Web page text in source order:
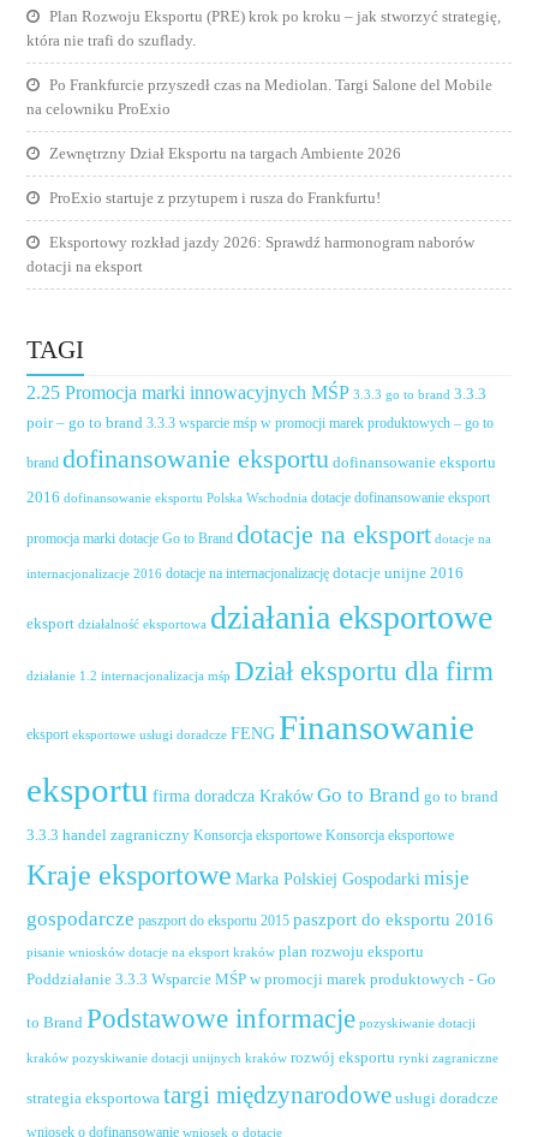
Plan Rozwoju Eksportu (PRE) krok po kroku – jak stworzyć strategię,
która nie trafi do szuflady.
Po Frankfurcie przyszedł czas na Mediolan. Targi Salone del Mobile
na celowniku ProExio
Zewnętrzny Dział Eksportu na targach Ambiente 2026
ProExio startuje z przytupem i rusza do Frankfurtu!
Eksportowy rozkład jazdy 2026: Sprawdź harmonogram naborów
dotacji na eksport
TAGI
2.25 Promocja marki innowacyjnych MŚP 3.3.3 go to brand 3.3.3
poir – go to brand 3.3.3 wsparcie mśp w promocji marek produktowych – go to
brand dofinansowanie eksportu dofinansowanie eksportu
2016 dofinansowanie eksportu Polska Wschodnia dotacje dofinansowanie eksport
promocja marki dotacje Go to Brand dotacje na eksport dotacje na
internacjonalizacje 2016 dotacje na internacjonalizację dotacje unijne 2016
eksport działalność eksportowa działania eksportowe
działanie 1.2 internacjonalizacja mśp Dział eksportu dla firm
eksport eksportowe usługi doradcze FENG Finansowanie
eksportu firma doradcza Kraków Go to Brand go to brand
3.3.3 handel zagraniczny Konsorcja eksportowe Konsorcja eksportowe
Kraje eksportowe Marka Polskiej Gospodarki misje
gospodarcze paszport do eksportu 2015 paszport do eksportu 2016
pisanie wniosków dotacje na eksport kraków plan rozwoju eksportu
Poddziałanie 3.3.3 Wsparcie MŚP w promocji marek produktowych - Go
to Brand Podstawowe informacje pozyskiwanie dotacji
kraków pozyskiwanie dotacji unijnych kraków rozwój eksportu rynki zagraniczne
strategia eksportowa targi międzynarodowe usługi doradcze
wniosek o dofinansowanie wniosek o dotację